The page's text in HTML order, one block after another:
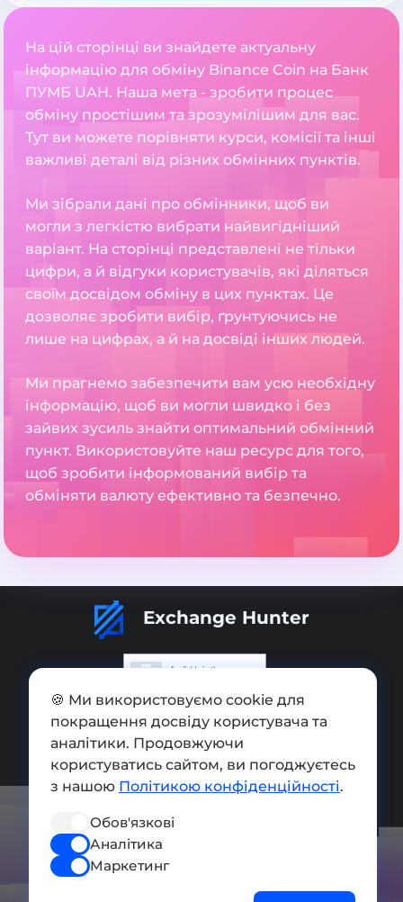
На цій сторінці ви знайдете актуальну
інформацію для обміну Binance Coin на Банк
ПУМБ UAH. Наша мета - зробити процес
обміну простішим та зрозумілішим для вас.
Тут ви можете порівняти курси, комісії та інші
важливі деталі від різних обмінних пунктів.
Ми зібрали дані про обмінники, щоб ви
могли з легкістю вибрати найвигідніший
варіант. На сторінці представлені не тільки
цифри, а й відгуки користувачів, які діляться
своїм досвідом обміну в цих пунктах. Це
дозволяє зробити вибір, ґрунтуючись не
лише на цифрах, а й на досвіді інших людей.
Ми прагнемо забезпечити вам усю необхідну
інформацію, щоб ви могли швидко і без
зайвих зусиль знайти оптимальний обмінний
пункт. Використовуйте наш ресурс для того,
щоб зробити інформований вибір та
обміняти валюту ефективно та безпечно.
Exchange Hunter
Додати обмінник
Мапа сайту
Press kit
Умови використання
Політика конфіденційності
🍪 Ми використовуємо cookie для
покращення досвіду користувача та
аналітики. Продовжуючи
користуватись сайтом, ви погоджуєтесь
з нашою Політикою конфіденційності.
Обов'язкові
Аналітика
Маркетинг